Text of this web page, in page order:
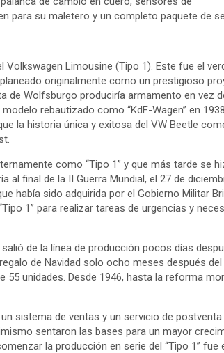
para su maletero y un completo paquete de
Limousine (Tipo 1). Este fue el
originalmente como un prestigioso
de Wolfsburgo produciría armamento en vez
rebautizado como “KdF-Wagen” en
la historia única y exitosa del VW Beetle
como “Tipo 1” y que más tarde se
final de la II Guerra Mundial, el 27 de
había sido adquirida por el Gobierno Militar
1” para realizar tareas de urgencias y
de la línea de producción pocos días
de Navidad solo ocho meses después
unidades. Desde 1946, hasta la reforma
sistema de ventas y un servicio de postventa
sentaron las bases para un mayor
la producción en serie del “Tipo 1” fue